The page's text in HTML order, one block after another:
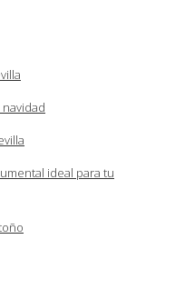
ideal para tu